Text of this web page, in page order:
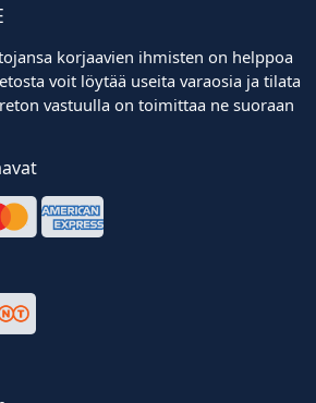
korjaavien ihmisten on helppoa
voit löytää useita varaosia ja tilata
vastuulla on toimittaa ne suoraan